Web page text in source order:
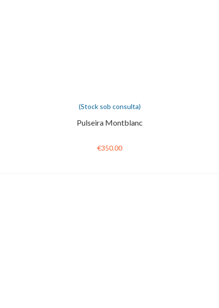
(Stock sob consulta)
Pulseira Montblanc
€350.00